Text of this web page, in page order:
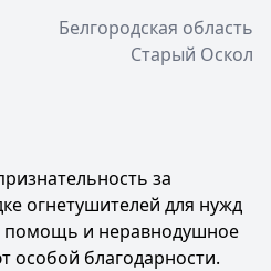
Белгородская область
Старый Оскол
за
огнетушителей для нужд
и неравнодушное
особой благодарности.